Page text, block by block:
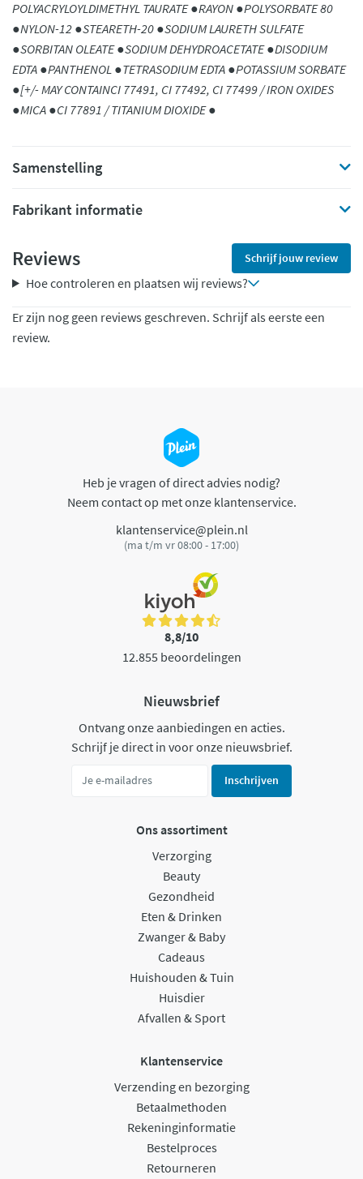
POLYACRYLOYLDIMETHYL TAURATE ●RAYON ●POLYSORBATE 80
●NYLON-12 ●STEARETH-20 ●SODIUM LAURETH SULFATE
●SORBITAN OLEATE ●SODIUM DEHYDROACETATE ●DISODIUM
EDTA ●PANTHENOL ●TETRASODIUM EDTA ●POTASSIUM SORBATE
●[+/- MAY CONTAINCI 77491, CI 77492, CI 77499 / IRON OXIDES
●MICA ●CI 77891 / TITANIUM DIOXIDE ●
Samenstelling
Fabrikant informatie
Reviews Schrijf jouw review
Hoe controleren en plaatsen wij reviews?
Er zijn nog geen reviews geschreven. Schrijf als eerste een
review.
Heb je vragen of direct advies nodig?
Neem contact op met onze klantenservice.
klantenservice@plein.nl
(ma t/m vr 08:00 - 17:00)
8,8/10
12.855 beoordelingen
Nieuwsbrief
Ontvang onze aanbiedingen en acties.
Schrijf je direct in voor onze nieuwsbrief.
Inschrijven
Ons assortiment
Verzorging
Beauty
Gezondheid
Eten & Drinken
Zwanger & Baby
Cadeaus
Huishouden & Tuin
Huisdier
Afvallen & Sport
Klantenservice
Verzending en bezorging
Betaalmethoden
Rekeninginformatie
Bestelproces
Retourneren